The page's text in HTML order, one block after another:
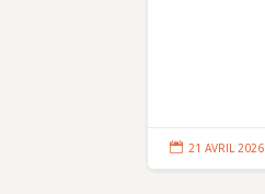
 21 AVRIL 2026